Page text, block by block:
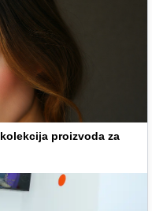
proizvoda za